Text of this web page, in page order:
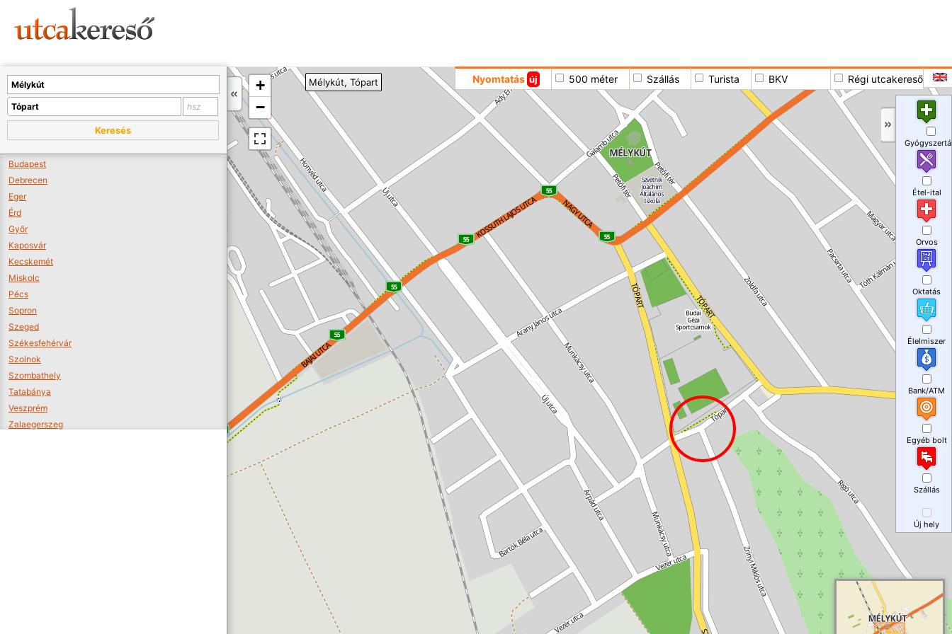
+
−
Nyomtatás új 500 méter Szállás Turista BKV Régi utcakereső
Mélykút, Tópart
Keresés
Budapest
Debrecen
Eger
Érd
Győr
Kaposvár
Kecskemét
Miskolc
Pécs
Sopron
Szeged
Székesfehérvár
Szolnok
Szombathely
Tatabánya
Veszprém
Zalaegerszeg
Étel-ital
Orvos
Oktatás
Élelmiszer
Bank/ATM
Egyéb bolt
Szállás
Új hely
A térképet kicsinyíteni kell, hogy látszódjanak a boltok.
Boltok látszódjanak >>